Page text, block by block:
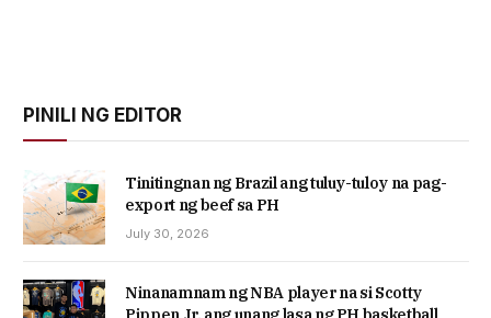
PINILI NG EDITOR
Tinitingnan ng Brazil ang tuluy-tuloy na pag-
export ng beef sa PH
July 30, 2026
Ninanamnam ng NBA player na si Scotty